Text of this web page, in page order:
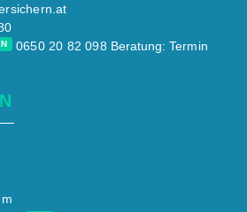
0650 20 82 098 Beratung: Termin